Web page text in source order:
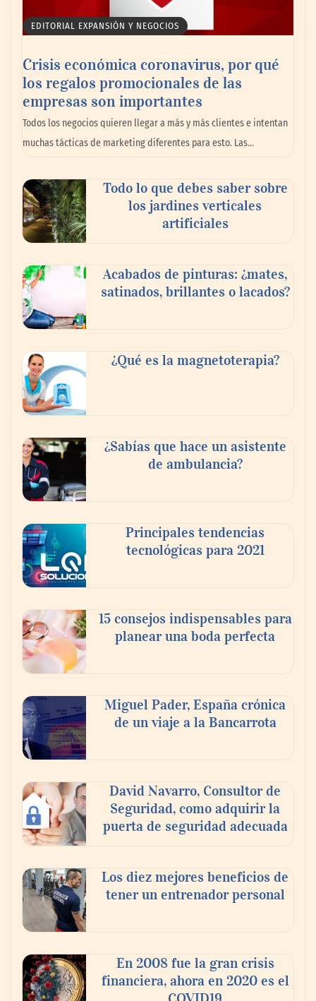
La omnicanalidad redefine la forma de
planear viajes en México
buscan proyectar talento mexicano y
fortalecer el turismo médico
En el Día de la Cerveza, Grupo Modelo
mundo elige para reunirse: 7 de cada 10 la
escogen
compromiso para el eclipse solar del 12 de
agosto
‘El ransomware se puede vencer. No
Ricardo Palacio Escobar
EDITORIAL EXPANSIÓN Y NEGOCIOS
Crisis económica coronavirus, por qué
los regalos promocionales de las
empresas son importantes
Todos los negocios quieren llegar a más y más clientes e intentan
muchas tácticas de marketing diferentes para esto. Las…
Todo lo que debes saber sobre
los jardines verticales
artificiales
Acabados de pinturas: ¿mates,
satinados, brillantes o lacados?
¿Qué es la magnetoterapia?
¿Sabías que hace un asistente
de ambulancia?
Principales tendencias
tecnológicas para 2021
15 consejos indispensables para
planear una boda perfecta
Miguel Pader, España crónica
de un viaje a la Bancarrota
David Navarro, Consultor de
Seguridad, como adquirir la
puerta de seguridad adecuada
Los diez mejores beneficios de
tener un entrenador personal
En 2008 fue la gran crisis
financiera, ahora en 2020 es el